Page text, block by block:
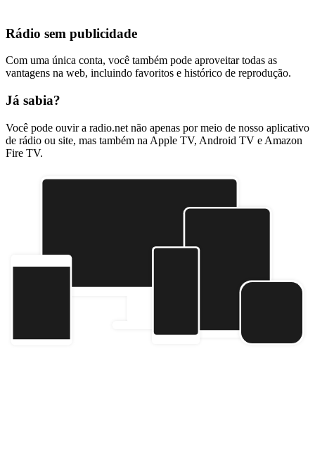
Rádio sem publicidade
Com uma única conta, você também pode aproveitar todas as
vantagens na web, incluindo favoritos e histórico de reprodução.
Já sabia?
Você pode ouvir a radio.net não apenas por meio de nosso aplicativo
de rádio ou site, mas também na Apple TV, Android TV e Amazon
Fire TV.